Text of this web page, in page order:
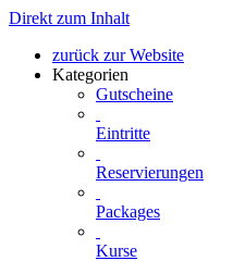
Direkt zum Inhalt
zurück zur Website
Kategorien
Gutscheine
Eintritte
Reservierungen
Packages
Kurse